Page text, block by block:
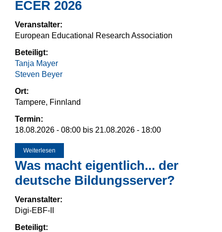
ECER 2026
Veranstalter:
European Educational Research Association
Beteiligt:
Tanja Mayer
Steven Beyer
Ort:
Tampere, Finnland
Termin:
18.08.2026 - 08:00 bis 21.08.2026 - 18:00
Weiterlesen
Was macht eigentlich... der
deutsche Bildungsserver?
Veranstalter:
Digi-EBF-II
Beteiligt: